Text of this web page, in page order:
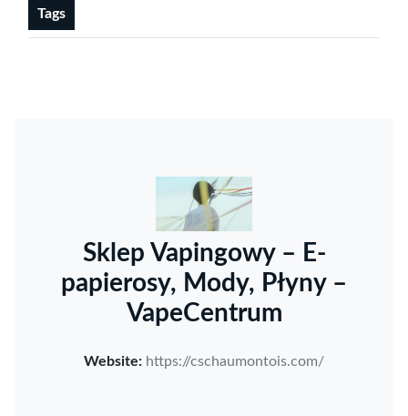
Tags
Sklep Vapingowy – E-
papierosy, Mody, Płyny –
VapeCentrum
Website: https://cschaumontois.com/